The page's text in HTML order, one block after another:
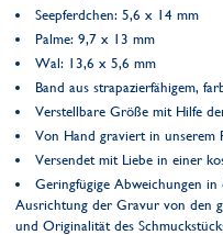
Seepferdchen: 5,6 x 14 mm
Palme: 9,7 x 13 mm
Wal: 13,6 x 5,6 mm
Band aus strapazierfähigem,
Verstellbare Größe mit Hilfe
Von Hand graviert in unserem
Versendet mit Liebe in einer
Geringfügige Abweichungen
Ausrichtung der Gravur von den
und Originalität des